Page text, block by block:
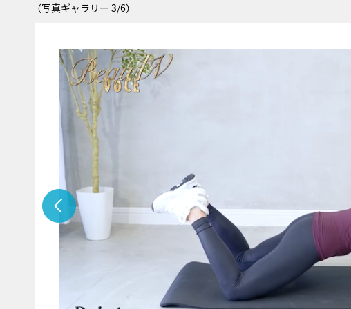
（写真ギャラリー 3/6）